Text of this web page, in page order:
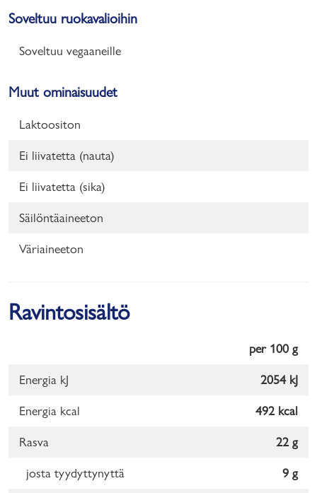
Soveltuu ruokavalioihin
Soveltuu vegaaneille
Muut ominaisuudet
Laktoositon
Ei liivatetta (nauta)
Ei liivatetta (sika)
Säilöntäaineeton
Väriaineeton
Ravintosisältö
per 100 g
Energia kJ 2054 kJ
Energia kcal 492 kcal
Rasva 22 g
josta tyydyttynyttä 9 g